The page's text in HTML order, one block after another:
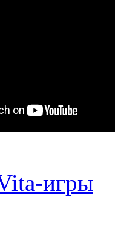
игры